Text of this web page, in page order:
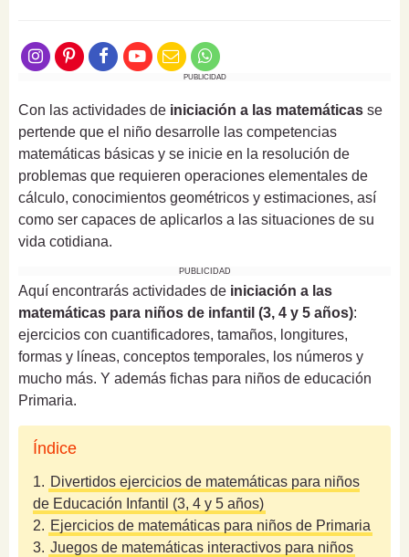
PUBLICIDAD
Con las actividades de iniciación a las matemáticas se
pertende que el niño desarrolle las competencias
matemáticas básicas y se inicie en la resolución de
problemas que requieren operaciones elementales de
cálculo, conocimientos geométricos y estimaciones, así
como ser capaces de aplicarlos a las situaciones de su
vida cotidiana.
PUBLICIDAD
Aquí encontrarás actividades de iniciación a las
matemáticas para niños de infantil (3, 4 y 5 años):
ejercicios con cuantificadores, tamaños, longitures,
formas y líneas, conceptos temporales, los números y
mucho más. Y además fichas para niños de educación
Primaria.
Índice
1. Divertidos ejercicios de matemáticas para niños
de Educación Infantil (3, 4 y 5 años)
2. Ejercicios de matemáticas para niños de Primaria
3. Juegos de matemáticas interactivos para niños